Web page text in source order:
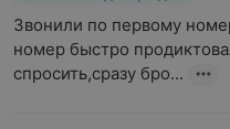
Звонили по первому
номер быстро
спросить,сразу бро...